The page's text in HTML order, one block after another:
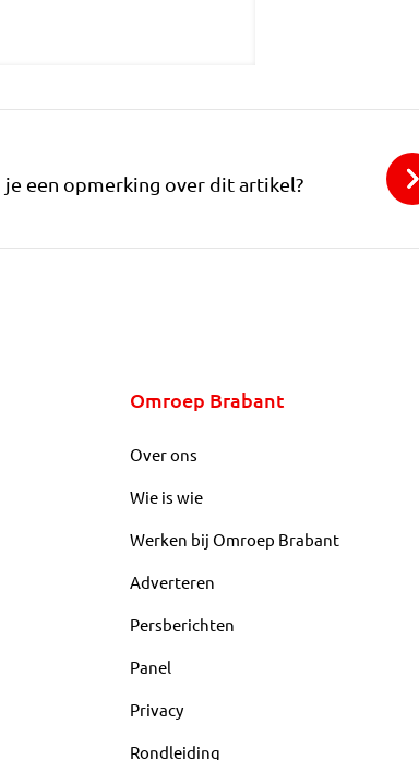
een opmerking over dit artikel?
Omroep Brabant
Over ons
Wie is wie
Werken bij Omroep Brabant
Adverteren
Persberichten
Panel
Privacy
Rondleiding